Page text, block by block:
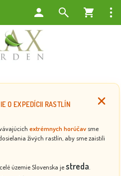
O EXPEDÍCII RASTLÍN
extrémnych horúčav sme
živých rastlín, aby sme zaistili
územie Slovenska jestreda